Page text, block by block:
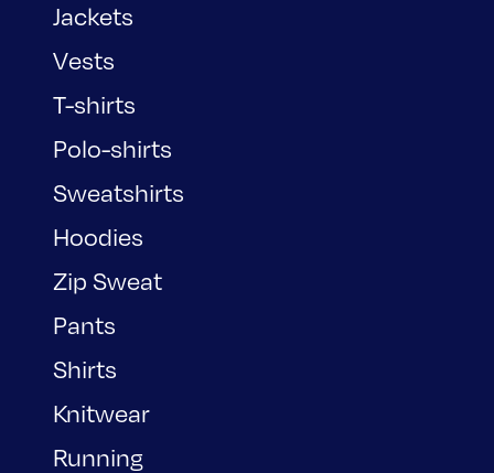
Jackets
Vests
T-shirts
Polo-shirts
Sweatshirts
Hoodies
Zip Sweat
Pants
Shirts
Knitwear
Running